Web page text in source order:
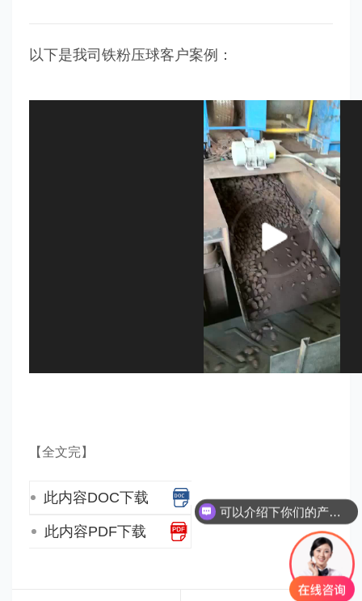
以下是我司铁粉压球客户案例：
【全文完】
此内容DOC下载
此内容PDF下载
可以介绍下你们的产品么？